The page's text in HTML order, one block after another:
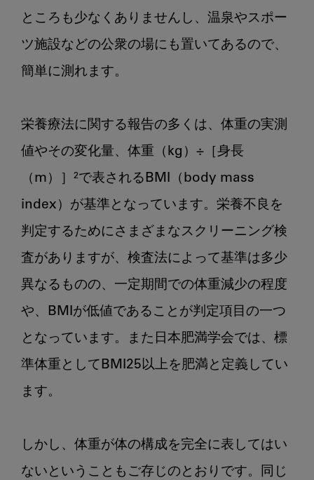
た
め
食
栄
養」
第
４
回：
重
さ
り、
中
で
勝
ところも少なくありませんし、温泉やスポー
ツ施設などの公衆の場にも置いてあるので、
簡単に測れます。
栄養療法に関する報告の多くは、体重の実測
値やその変化量、体重（kg）÷［身長
（m）］²で表されるBMI（body mass
index）が基準となっています。栄養不良を
判定するためにさまざまなスクリーニング検
査がありますが、検査法によって基準は多少
異なるものの、一定期間での体重減少の程度
や、BMIが低値であることが判定項目の一つ
となっています。また日本肥満学会では、標
準体重としてBMI25以上を肥満と定義してい
ます。
しかし、体重が体の構成を完全に表してはい
ないということもご存じのとおりです。同じ